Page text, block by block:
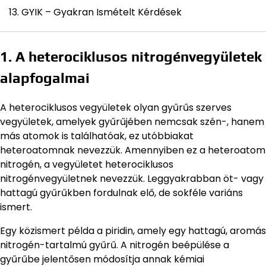
GYIK – Gyakran Ismételt Kérdések
1. A heterociklusos nitrogénvegyületek
alapfogalmai
A heterociklusos vegyületek olyan gyűrűs szerves
vegyületek, amelyek gyűrűjében nemcsak szén-, hanem
más atomok is találhatóak, ez utóbbiakat
heteroatomnak nevezzük. Amennyiben ez a heteroatom
nitrogén, a vegyületet heterociklusos
nitrogénvegyületnek nevezzük. Leggyakrabban öt- vagy
hattagú gyűrűkben fordulnak elő, de sokféle variáns
ismert.
Egy közismert példa a piridin, amely egy hattagú, aromás
nitrogén-tartalmú gyűrű. A nitrogén beépülése a
gyűrűbe jelentősen módosítja annak kémiai